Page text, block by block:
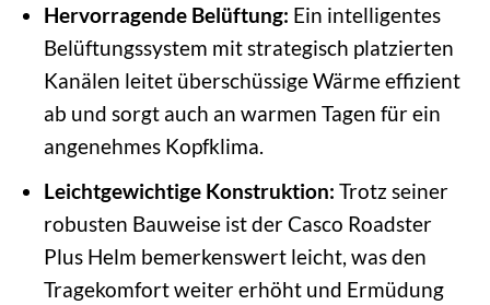
Hervorragende Belüftung: Ein intelligentes
Belüftungssystem mit strategisch platzierten
Kanälen leitet überschüssige Wärme effizient
ab und sorgt auch an warmen Tagen für ein
angenehmes Kopfklima.
Leichtgewichtige Konstruktion: Trotz seiner
robusten Bauweise ist der Casco Roadster
Plus Helm bemerkenswert leicht, was den
Tragekomfort weiter erhöht und Ermüdung